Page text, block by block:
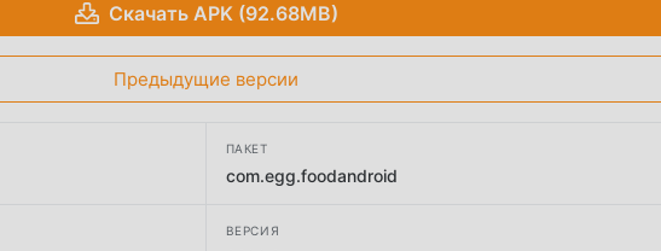
Скачать APK (92.68MB)
Предыдущие версии
ПАКЕТ
com.egg.foodandroid
ВЕРСИЯ